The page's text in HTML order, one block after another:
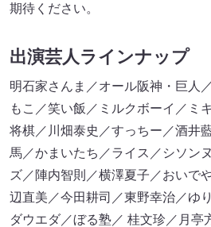
期待ください。
出演芸人ラインナップ
明石家さんま／オール阪神・巨人
もこ／笑い飯／ミルクボーイ／ミ
将棋／川畑泰史／すっちー／酒井
馬／かまいたち／ライス／シソン
ズ／陣内智則／横澤夏子／おいで
辺直美／今田耕司／東野幸治／ゆ
ダウエダ／ぼる塾／ 桂文珍／月亭